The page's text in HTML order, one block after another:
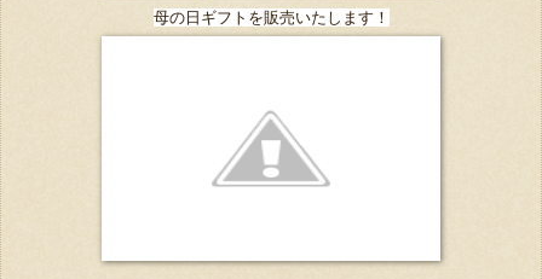
母の日ギフトを販売いたします！